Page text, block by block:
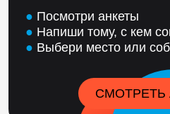
● Посмотри анкеты
● Напиши тому, с кем
● Выбери место или
СМОТРЕТЬ